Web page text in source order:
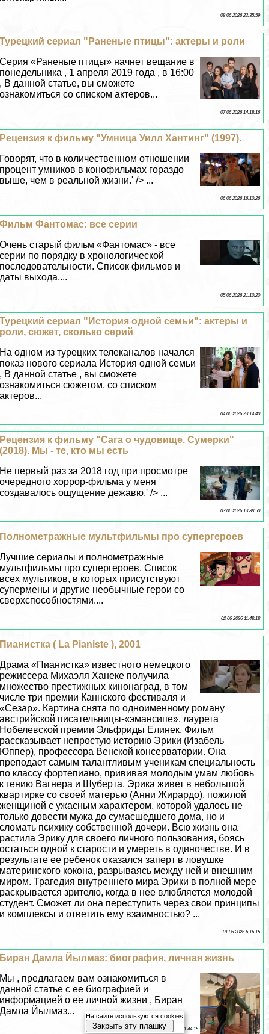
08 06 2026 22:35:59
Турецкий сериал "Раненые птицы": актеры и роли
Серия «Раненые птицы» начнет вещание в
понедельника , 1 апреля 2019 года , в 16:00
, В данной статье, вы сможете
ознакомиться со списком актеров...
07 06 2026 14:18:16
Рецензия к фильму "Умница Уилл Хантинг" (1997).
Говорят, что в количественном отношении
процент умников в конофильмах гораздо
выше, чем в реальной жизни.' /> ...
06 06 2026 16:10:26
Фильм Фантомас: все серии
Очень старый фильм «Фантомас» - все
серии по порядку в хронологической
последовательности. Список фильмов и
даты выхода....
05 06 2026 21:10:20
Турецкий сериал "История одной семьи": актеры и
роли, сюжет, сколько серий
На одном из турецких телеканалов начался
показ нового сериала История одной семьи
, В данной статье , вы сможете
ознакомиться сюжетом, со списком
актеров...
04 06 2026 23:14:40
Рецензия к фильму "Сага о чудовище. Сумерки"
(2018). Мы - те, кто мы есть
Не первый раз за 2018 год при просмотре
очередного хоррор-фильма у меня
создавалось ощущение дежавю.' /> ...
03 06 2026 13:38:50
Полнометражные мультфильмы про супергероев
Лучшие сериалы и полнометражные
мультфильмы про супергероев. Список
всех мультиков, в которых присутствуют
супермены и другие необычные герои со
сверхспособностями....
02 06 2026 11:48:18
Пианистка ( La Pianiste ), 2001
Драма «Пианистка» известного немецкого
режиссера Михаэля Ханеке получила
множество престижных кинонаград, в том
числе три премии Каннского фестиваля и
«Сезар». Картина снята по одноименному роману
австрийской писательницы-«эмансипе», лаурета
Нобелевской премии Эльфриды Елинек. Фильм
рассказывает непростую историю Эрики (Изабель
Юппер), профессора Венской консерватории. Она
преподает самым талантливым ученикам специальность
по классу фортепиано, прививая молодым умам любовь
к гению Вагнера и Шуберта. Эрика живет в небольшой
квартирке со своей матерью (Анни Жирардо), пожилой
женщиной с ужасным хаpaктером, которой удалось не
только довести мужа до cyмacшедшего дома, но и
сломать психику собственной дочери. Всю жизнь она
растила Эрику для своего личного пользования, боясь
остаться одной к старости и умереть в одиночестве. И в
результате ее ребенок оказался заперт в ловушке
материнского кокона, разрываясь между ней и внешним
миром. Трагедия внутреннего мира Эрики в полной мере
раскрывается зрителю, когда в нее влюбляется молодой
студент. Сможет ли она переступить через свои принципы
и комплексы и ответить ему взаимностью? ...
01 06 2026 6:16:15
Биран Дамла Йылмаз: биография, личная жизнь
Мы , предлагаем вам ознакомиться в
данной статье с ее биографией и
информацией о ее личной жизни , Биран
Дамла Йылмаз...
31 05 2026 11:44:15
На сайте используются cookies
Закрыть эту плашку